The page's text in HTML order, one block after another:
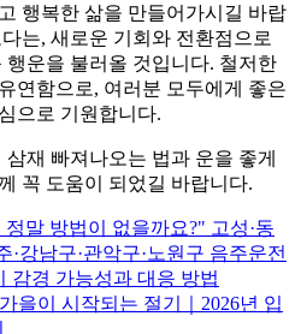
행복한 삶을 만들어가시길 바랍
는, 새로운 기회와 전환점으로
운을 불러올 것입니다. 철저한
연함으로, 여러분 모두에게 좋은
으로 기원합니다.
재 빠져나오는 법과 운을 좋게
꼭 도움이 되었길 바랍니다.
말 방법이 없을까요?" 고성·동
·강남구·관악구·노원구 음주운전
감경 가능성과 대응 방법
을이 시작되는 절기｜2026년 입